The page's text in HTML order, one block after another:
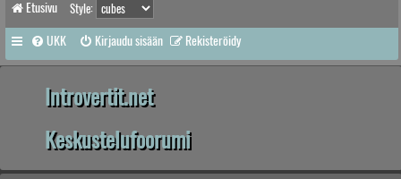
Etusivu Style:
UKK Kirjaudu sisään Rekisteröidy
Introvertit.net
Keskustelufoorumi